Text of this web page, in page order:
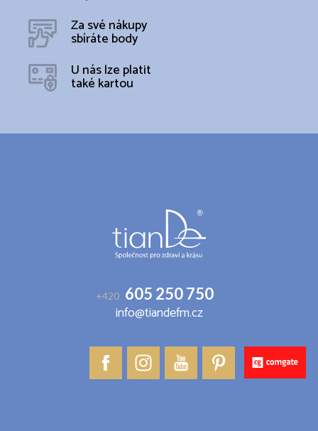
Za své nákupy
sbíráte body
U nás lze platit
také kartou
Z
+420 605 250 750
info@tiandefm.cz